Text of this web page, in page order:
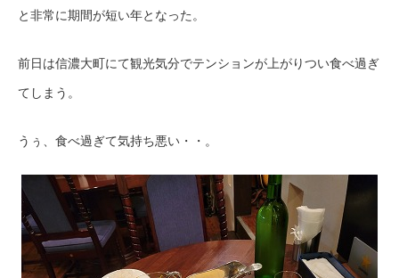
と非常に期間が短い年となった。
前日は信濃大町にて観光気分でテンションが上がりつい食べ過ぎ
てしまう。
うぅ、食べ過ぎて気持ち悪い・・。